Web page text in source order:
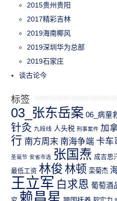
2015贵州贵阳
2017精彩吉林
2019海南椰风
2019深圳华为总部
2019石家庄
谈古论今
标签
03_张东岳案 06_病童
针灸 九段线 人头税 刑事案件 加
行 南方周末 南海争端 卡车
圣诞节 安省市选 张国焘 成吉思
最低工资 林俊 林顿 栾菊杰
王立军 白求恩 葡萄酒
赖昌星